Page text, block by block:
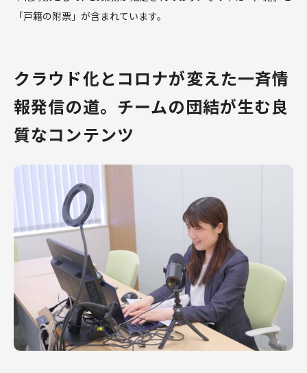
「戸籍の附票」が含まれています。
クラウド化とコロナが変えた一斉情
報発信の道。チームの団結が生む良
質なコンテンツ